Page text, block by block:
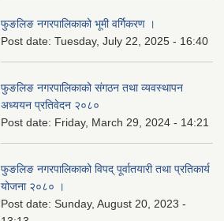
फुङलिङ नगरपालिकाको भूमी वर्गिकरण ।
Post date: Tuesday, July 22, 2025 - 16:40
फुङलिङ नगरपालिकाको संगठन तथा व्यवस्थापन
अध्ययन प्रतिवेदन २०८०
Post date: Friday, March 29, 2024 - 14:21
फुङलिङ नगरपालिकाको विपद् पूर्वातयारी तथा प्रतिकार्य
योजना २०८० ।
Post date: Sunday, August 20, 2023 -